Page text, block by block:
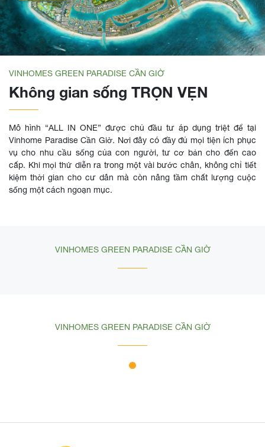
VINHOMES GREEN PARADISE CẦN GIỜ
Không gian sống TRỌN VẸN
Mô hình “ALL IN ONE” được chủ đầu tư áp dụng triệt để tại
Vinhome Paradise Cần Giờ. Nơi đây có đầy đủ mọi tiện ích phục
vụ cho nhu cầu sống của con người, tư cơ bản cho đến cao
cấp. Khi mọi thứ diễn ra trong một vài bước chân, không chỉ tiết
kiệm thời gian cho cư dân mà còn nâng tầm chất lượng cuộc
sống một cách ngoạn mục.
VINHOMES GREEN PARADISE CẦN GIỜ
VINHOMES GREEN PARADISE CẦN GIỜ